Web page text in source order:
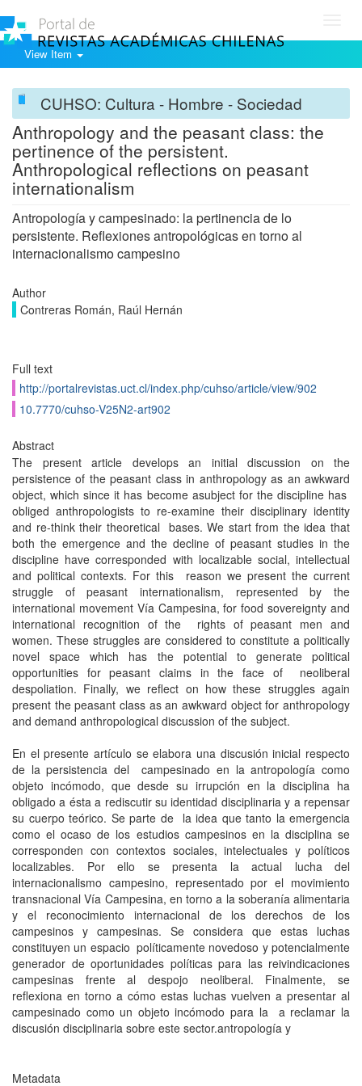
View Item
CUHSO: Cultura - Hombre - Sociedad
Anthropology and the peasant class: the
pertinence of the persistent.
Anthropological reflections on peasant
internationalism
Antropología y campesinado: la pertinencia de lo
persistente. Reflexiones antropológicas en torno al
internacionalismo campesino
Author
Contreras Román, Raúl Hernán
Full text
http://portalrevistas.uct.cl/index.php/cuhso/article/view/902
10.7770/cuhso-V25N2-art902
Abstract
The present article develops an initial discussion on the
persistence of the peasant class in anthropology as an awkward
object, which since it has become asubject for the discipline has
obliged anthropologists to re-examine their disciplinary identity
and re-think their theoretical bases. We start from the idea that
both the emergence and the decline of peasant studies in the
discipline have corresponded with localizable social, intellectual
and political contexts. For this reason we present the current
struggle of peasant internationalism, represented by the
international movement Vía Campesina, for food sovereignty and
international recognition of the rights of peasant men and
women. These struggles are considered to constitute a politically
novel space which has the potential to generate political
opportunities for peasant claims in the face of neoliberal
despoliation. Finally, we reflect on how these struggles again
present the peasant class as an awkward object for anthropology
and demand anthropological discussion of the subject.
En el presente artículo se elabora una discusión inicial respecto
de la persistencia del campesinado en la antropología como
objeto incómodo, que desde su irrupción en la disciplina ha
obligado a ésta a rediscutir su identidad disciplinaria y a repensar
su cuerpo teórico. Se parte de la idea que tanto la emergencia
como el ocaso de los estudios campesinos en la disciplina se
corresponden con contextos sociales, intelectuales y políticos
localizables. Por ello se presenta la actual lucha del
internacionalismo campesino, representado por el movimiento
transnacional Vía Campesina, en torno a la soberanía alimentaria
y el reconocimiento internacional de los derechos de los
campesinos y campesinas. Se considera que estas luchas
constituyen un espacio políticamente novedoso y potencialmente
generador de oportunidades políticas para las reivindicaciones
campesinas frente al despojo neoliberal. Finalmente, se
reflexiona en torno a cómo estas luchas vuelven a presentar al
campesinado como un objeto incómodo para la a reclamar la
discusión disciplinaria sobre este sector.antropología y
Metadata